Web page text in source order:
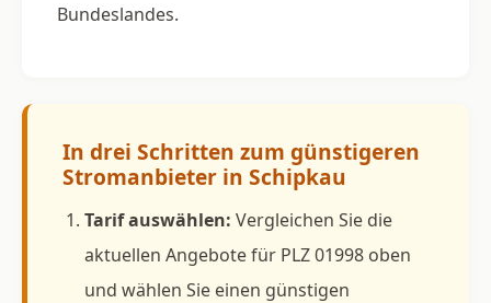
Bundeslandes.
In drei Schritten zum günstigeren
Stromanbieter in Schipkau
Tarif auswählen: Vergleichen Sie die
aktuellen Angebote für PLZ 01998 oben
und wählen Sie einen günstigen